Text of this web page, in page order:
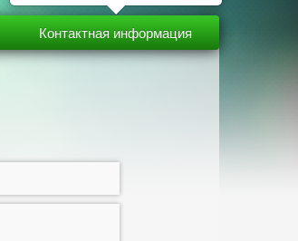
Контактная информация